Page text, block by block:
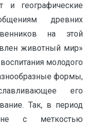
и географические
древних
на этой
животный мир»
молодого
формы,
его
Так, в период
с меткостью